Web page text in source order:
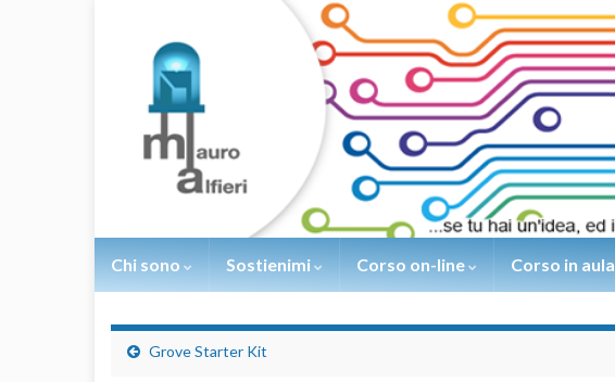
Chi sono Sostienimi Corso on-line Corso in aula
Grove Starter Kit